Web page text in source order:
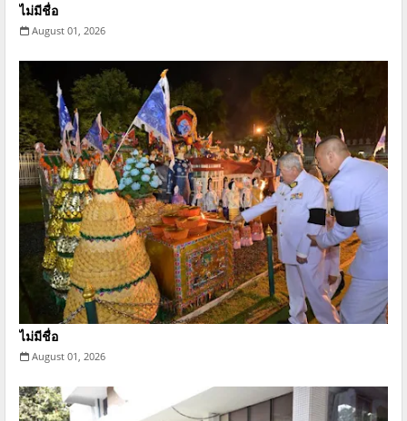
ไม่มีชื่อ
August 01, 2026
ไม่มีชื่อ
August 01, 2026